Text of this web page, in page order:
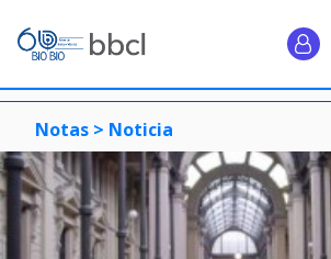
Notas > Noticia